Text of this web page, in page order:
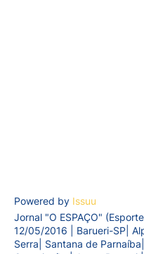
Powered by Issuu
Jornal "O ESPAÇO"
12/05/2016 | Barueri-SP|
Serra| Santana de